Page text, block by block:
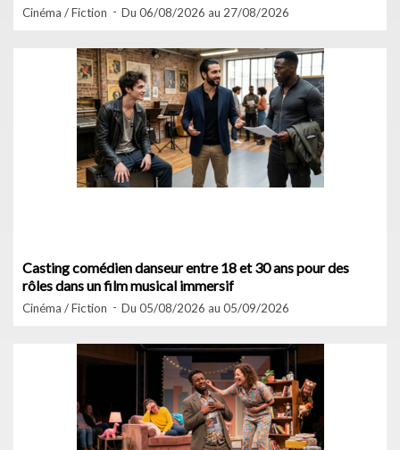
Cinéma / Fiction Du 06/08/2026 au 27/08/2026
Casting comédien danseur entre 18 et 30 ans pour des
rôles dans un film musical immersif
Cinéma / Fiction Du 05/08/2026 au 05/09/2026